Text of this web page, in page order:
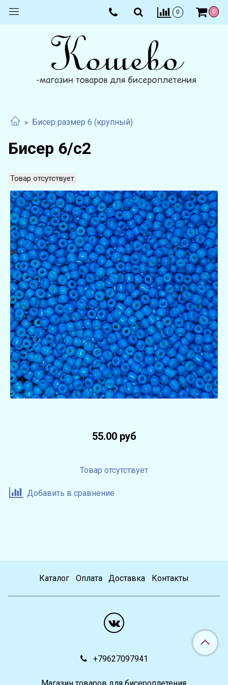
0 0
Бисер размер 6 (крупный)
Бисер 6/с2
Товар отсутствует
55.00 руб
Товар отсутствует
Добавить в сравнение
Каталог Оплата Доставка Контакты
+79627097941